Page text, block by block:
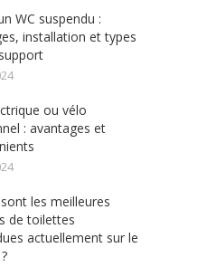
WC suspendu :
installation et types
ou vélo
: avantages et
les meilleures
de toilettes
actuellement sur le